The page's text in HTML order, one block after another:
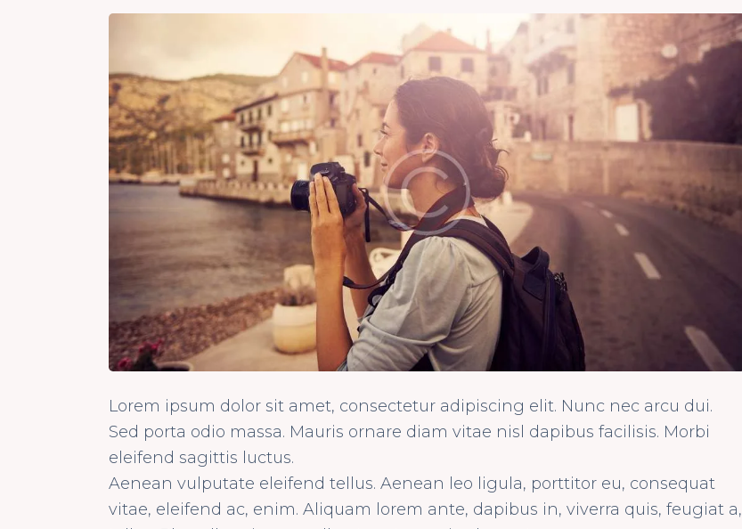
Lorem ipsum dolor sit amet, consectetur adipiscing elit. Nunc nec arcu dui.
Sed porta odio massa. Mauris ornare diam vitae nisl dapibus facilisis. Morbi
eleifend sagittis luctus.
Aenean vulputate eleifend tellus. Aenean leo ligula, porttitor eu, consequat
vitae, eleifend ac, enim. Aliquam lorem ante, dapibus in, viverra quis, feugiat a,